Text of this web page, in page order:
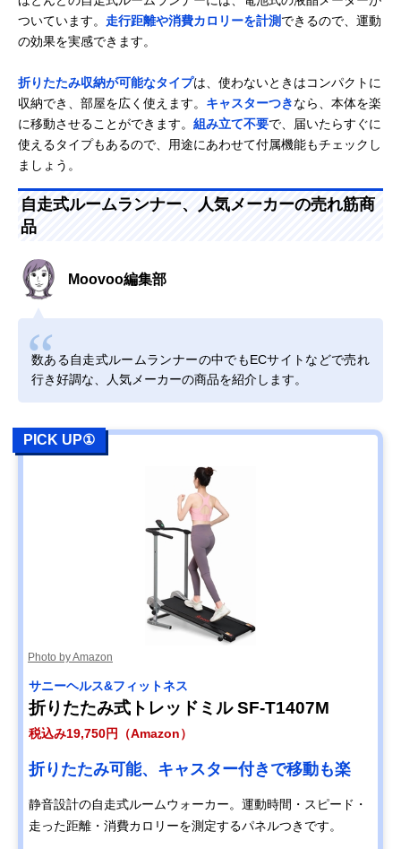
ついています。 走行距離や消費カロリーを計測できるので、運動
の効果を実感できます。
折りたたみ収納が可能なタイプは、使わないときはコンパクトに
収納でき、部屋を広く使えます。 キャスターつきなら、本体を楽
に移動させることができます。 組み立て不要で、届いたらすぐに
使えるタイプもあるので、用途にあわせて付属機能もチェックし
ましょう。
自走式ルームランナー、人気メーカーの売れ筋商
品
Moovoo編集部
数ある自走式ルームランナーの中でもECサイトなどで売れ
行き好調な、人気メーカーの商品を紹介します。
PICK UP①
Photo by Amazon
サニーヘルス&フィットネス
折りたたみ式トレッドミル SF-T1407M
税込み19,750円（Amazon）
折りたたみ可能、キャスター付きで移動も楽
静音設計の自走式ルームウォーカー。運動時間・スピード・
走った距離・消費カロリーを測定するパネルつきです。